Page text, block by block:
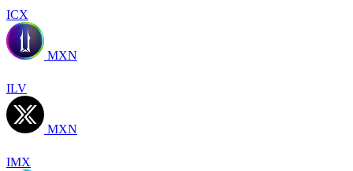
ICX
MXN
ILV
MXN
IMX